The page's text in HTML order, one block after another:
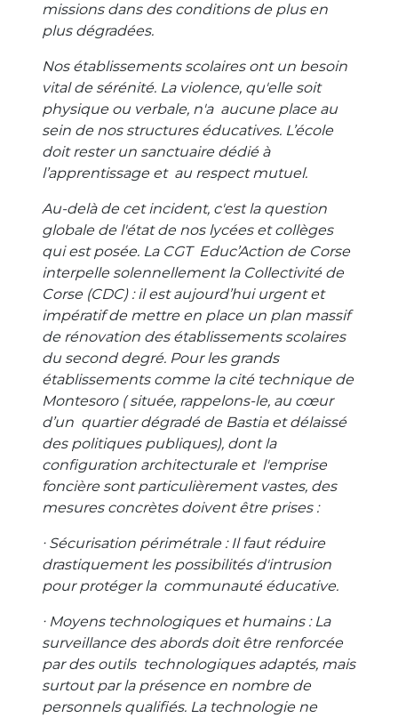
missions dans des conditions de plus en
plus dégradées.
Nos établissements scolaires ont un besoin
vital de sérénité. La violence, qu'elle soit
physique ou verbale, n'a aucune place au
sein de nos structures éducatives. L’école
doit rester un sanctuaire dédié à
l’apprentissage et au respect mutuel.
Au-delà de cet incident, c'est la question
globale de l'état de nos lycées et collèges
qui est posée. La CGT Educ’Action de Corse
interpelle solennellement la Collectivité de
Corse (CDC) : il est aujourd’hui urgent et
impératif de mettre en place un plan massif
de rénovation des établissements scolaires
du second degré. Pour les grands
établissements comme la cité technique de
Montesoro ( située, rappelons-le, au cœur
d’un quartier dégradé de Bastia et délaissé
des politiques publiques), dont la
configuration architecturale et l'emprise
foncière sont particulièrement vastes, des
mesures concrètes doivent être prises :
∙ Sécurisation périmétrale : Il faut réduire
drastiquement les possibilités d'intrusion
pour protéger la communauté éducative.
∙ Moyens technologiques et humains : La
surveillance des abords doit être renforcée
par des outils technologiques adaptés, mais
surtout par la présence en nombre de
personnels qualifiés. La technologie ne